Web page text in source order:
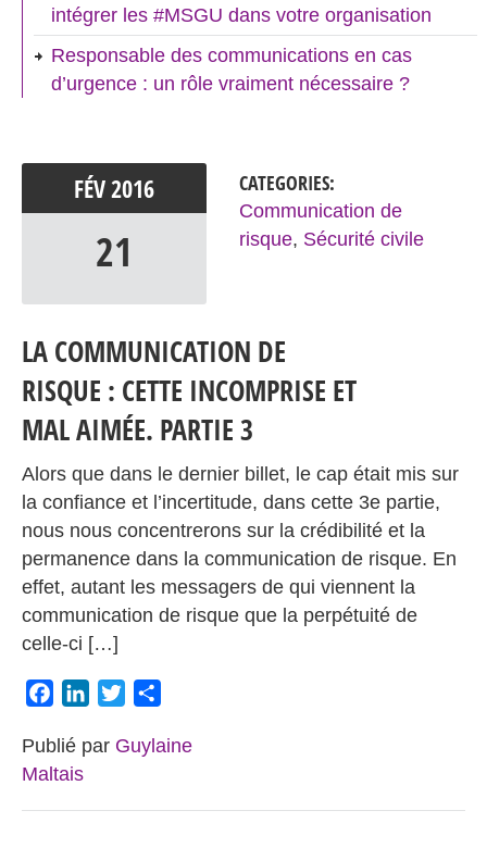
intégrer les #MSGU dans votre organisation
Responsable des communications en cas
d’urgence : un rôle vraiment nécessaire ?
FÉV2016
21
CATEGORIES:
Communication de
risque, Sécurité civile
LA COMMUNICATION DE
RISQUE : CETTE INCOMPRISE ET
MAL AIMÉE. PARTIE 3
Alors que dans le dernier billet, le cap était mis sur
la confiance et l’incertitude, dans cette 3e partie,
nous nous concentrerons sur la crédibilité et la
permanence dans la communication de risque. En
effet, autant les messagers de qui viennent la
communication de risque que la perpétuité de
celle-ci […]
FacebookLinkedIn
Twitter
Publié par Guylaine
Maltais